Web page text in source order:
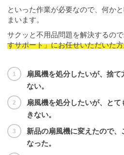
といった作業が必要なので、何か
まいます。
サクッと不用品問題を解決するので
すサポート」にお任せいただいた
扇風機を処分したいが、捨
ない。
扇風機を処分したいが、と
きない。
新品の扇風機に変えたので
なった。